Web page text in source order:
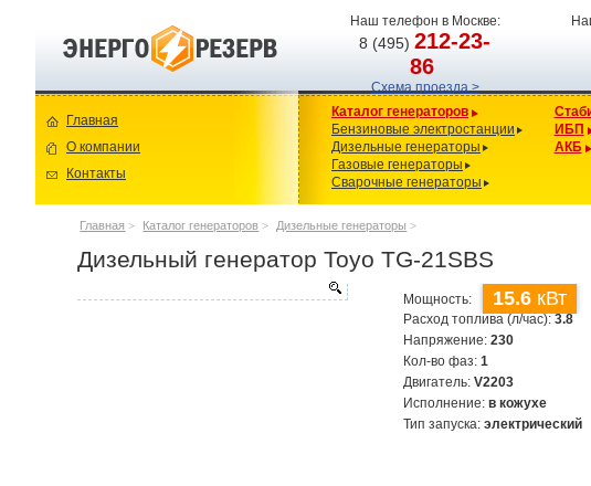
Наш телефон в Москве:
8 (495)212-23-
86
Схема проезда >
Главная
О компании
Контакты
Каталог генераторов
Бензиновые электростанции
Дизельные генераторы
Газовые генераторы
Сварочные генераторы
ИБП
АКБ
Главная > Каталог генераторов > Дизельные генераторы >
Дизельный генератор Toyo TG-21SBS
Мощность: 15.6 кВт
Расход топлива (л/час):3.8
Напряжение:230
Кол-во фаз:1
Двигатель:V2203
Исполнение:в кожухе
Тип запуска:электрический